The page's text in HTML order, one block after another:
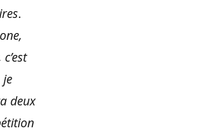
.
je
deux